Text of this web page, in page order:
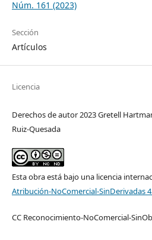
Núm. 161 (2023)
Sección
Artículos
Licencia
Derechos de autor 2023 Gretell
Ruiz-Quesada
Esta obra está bajo una licencia
Atribución-NoComercial-SinDerivadas
CC Reconocimiento-NoComercial-